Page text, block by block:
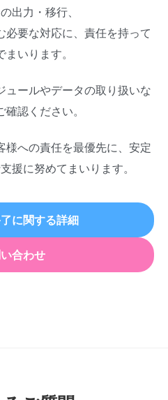
出力・移行、
要な対応に、責任を持って
いります。
ュールやデータの取り扱いな
認ください。
様への責任を最優先に、安定
援に努めてまいります。
に関する詳細
合わせ